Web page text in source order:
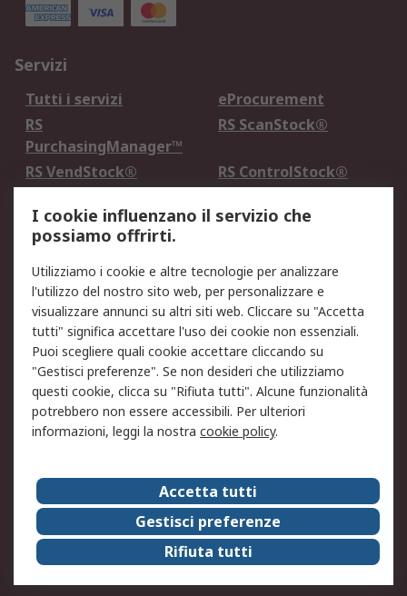
Servizi
Tutti i servizi
eProcurement
RS
PurchasingManager™
RS ScanStock®
RS VendStock®
RS ControlStock®
Legale
Informativa Cookie
Informativa Privacy -
Aggiornata
Email Security
Termini d'uso
Condizioni di vendita
Condizioni generali di
servizio
Etica e responsabilità
Chi Siamo
Chi Siamo
Contattaci
Supporto
ESG
Carriere
RS Group
Press Centre
Discovery: il Blog di RS
I cookie influenzano il servizio che
possiamo offrirti.
Utilizziamo i cookie e altre tecnologie per analizzare
l'utilizzo del nostro sito web, per personalizzare e
visualizzare annunci su altri siti web. Cliccare su "Accetta
tutti" significa accettare l'uso dei cookie non essenziali.
Puoi scegliere quali cookie accettare cliccando su
"Gestisci preferenze". Se non desideri che utilizziamo
questi cookie, clicca su "Rifiuta tutti". Alcune funzionalità
potrebbero non essere accessibili. Per ulteriori
informazioni, leggi la nostra cookie policy.
Accetta tutti
Gestisci preferenze
Rifiuta tutti